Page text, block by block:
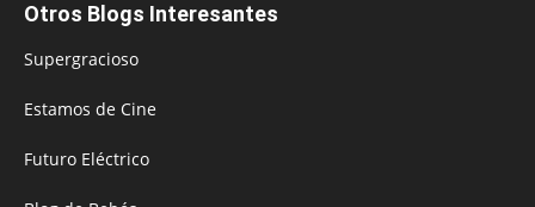
Otros Blogs Interesantes
Supergracioso
Estamos de Cine
Futuro Eléctrico